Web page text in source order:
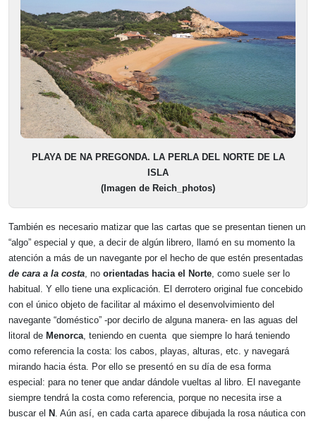
PLAYA DE NA PREGONDA. LA PERLA DEL NORTE DE LA
ISLA
(Imagen de Reich_photos)
También es necesario matizar que las cartas que se presentan tienen un
“algo” especial y que, a decir de algún librero, llamó en su momento la
atención a más de un navegante por el hecho de que estén presentadas
de cara a la costa , no orientadas hacia el Norte , como suele ser lo
habitual. Y ello tiene una explicación. El derrotero original fue concebido
con el único objeto de facilitar al máximo el desenvolvimiento del
navegante “doméstico” -por decirlo de alguna manera- en las aguas del
litoral de Menorca , teniendo en cuenta que siempre lo hará teniendo
como referencia la costa: los cabos, playas, alturas, etc. y navegará
mirando hacia ésta. Por ello se presentó en su día de esa forma
especial: para no tener que andar dándole vueltas al libro. El navegante
siempre tendrá la costa como referencia, porque no necesita irse a
buscar el N . Aún así, en cada carta aparece dibujada la rosa náutica con